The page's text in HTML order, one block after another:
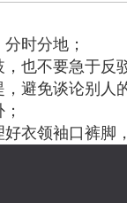
时分地；
也不要急于反
避免谈论别人
衣领袖口裤脚